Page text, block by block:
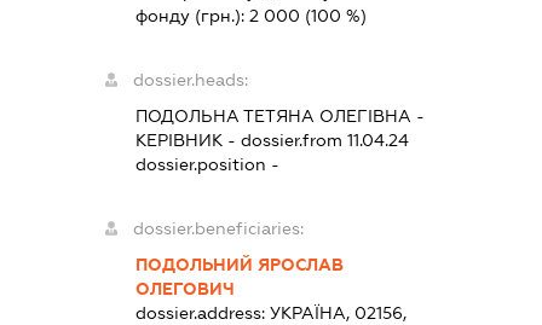
фонду (грн.): 2 000 (100 %)
dossier.heads:
ПОДОЛЬНА ТЕТЯНА ОЛЕГІВНА -
КЕРІВНИК- dossier.from 11.04.24
dossier.position -
dossier.beneficiaries:
ПОДОЛЬНИЙ ЯРОСЛАВ
ОЛЕГОВИЧ
dossier.address: УКРАЇНА, 02156,